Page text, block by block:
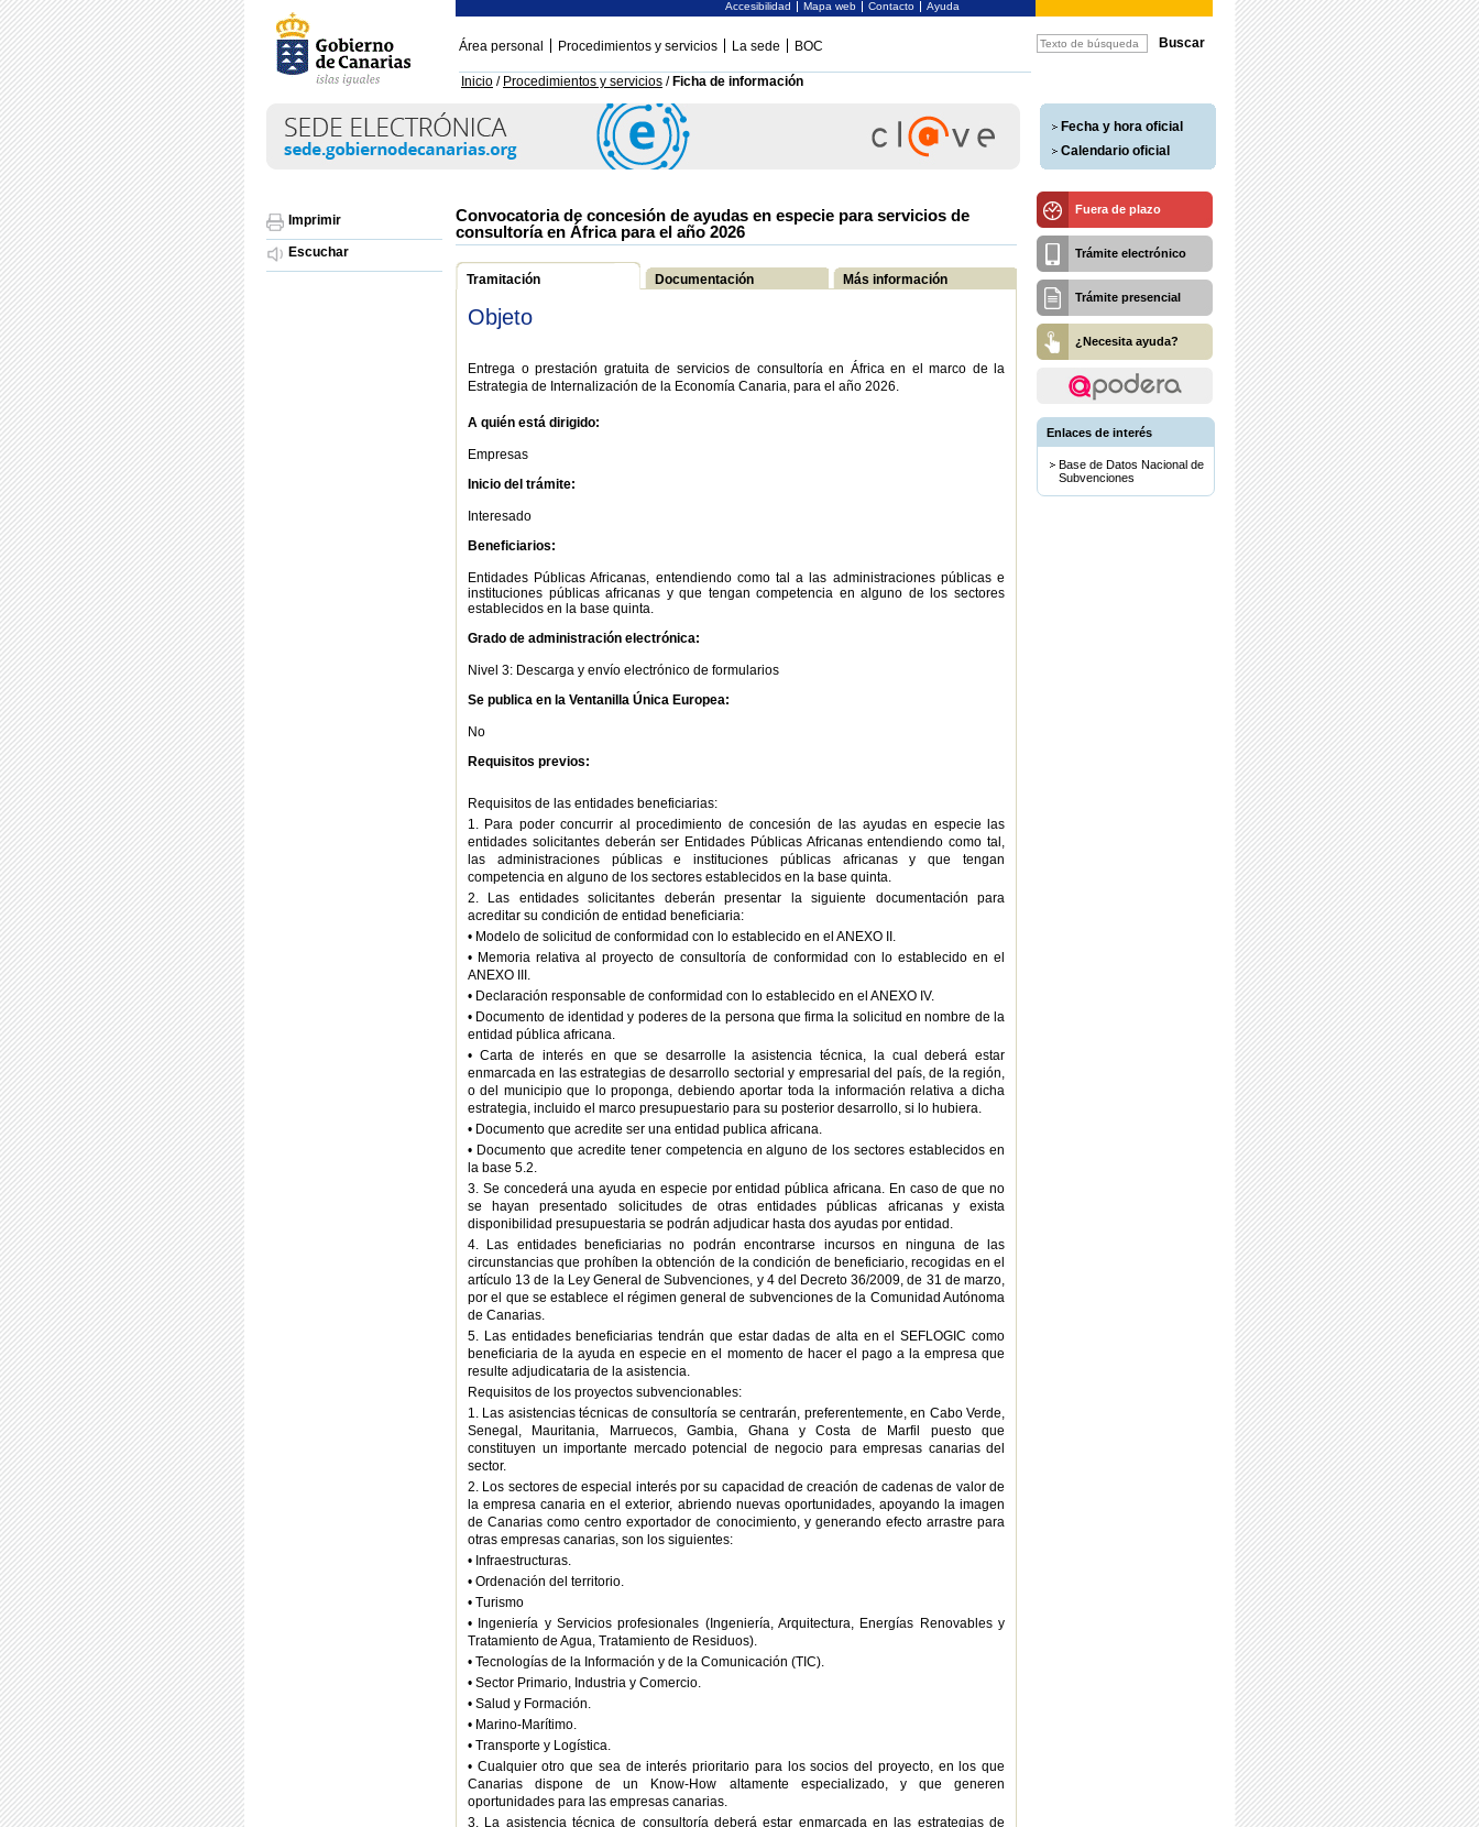
Accesibilidad Mapa web Contacto Ayuda
Área personal Procedimientos y servicios La sede BOC
Inicio / Procedimientos y servicios / Ficha de información
Fecha y hora oficial
Calendario oficial
Imprimir
Escuchar
Convocatoria de concesión de ayudas en especie para servicios de
consultoría en África para el año 2026
Tramitación Documentación Más información
Objeto
Entrega o prestación gratuita de servicios de consultoría en África en el marco de la
Estrategia de Internalización de la Economía Canaria, para el año 2026.
A quién está dirigido:
Empresas
Inicio del trámite:
Interesado
Beneficiarios:
Entidades Públicas Africanas, entendiendo como tal a las administraciones públicas e
instituciones públicas africanas y que tengan competencia en alguno de los sectores
establecidos en la base quinta.
Grado de administración electrónica:
Nivel 3: Descarga y envío electrónico de formularios
Se publica en la Ventanilla Única Europea:
No
Requisitos previos:
Requisitos de las entidades beneficiarias:
1. Para poder concurrir al procedimiento de concesión de las ayudas en especie las
entidades solicitantes deberán ser Entidades Públicas Africanas entendiendo como tal,
las administraciones públicas e instituciones públicas africanas y que tengan
competencia en alguno de los sectores establecidos en la base quinta.
2. Las entidades solicitantes deberán presentar la siguiente documentación para
acreditar su condición de entidad beneficiaria:
• Modelo de solicitud de conformidad con lo establecido en el ANEXO II.
• Memoria relativa al proyecto de consultoría de conformidad con lo establecido en el
ANEXO III.
• Declaración responsable de conformidad con lo establecido en el ANEXO IV.
• Documento de identidad y poderes de la persona que firma la solicitud en nombre de la
entidad pública africana.
• Carta de interés en que se desarrolle la asistencia técnica, la cual deberá estar
enmarcada en las estrategias de desarrollo sectorial y empresarial del país, de la región,
o del municipio que lo proponga, debiendo aportar toda la información relativa a dicha
estrategia, incluido el marco presupuestario para su posterior desarrollo, si lo hubiera.
• Documento que acredite ser una entidad publica africana.
• Documento que acredite tener competencia en alguno de los sectores establecidos en
la base 5.2.
3. Se concederá una ayuda en especie por entidad pública africana. En caso de que no
se hayan presentado solicitudes de otras entidades públicas africanas y exista
disponibilidad presupuestaria se podrán adjudicar hasta dos ayudas por entidad.
4. Las entidades beneficiarias no podrán encontrarse incursos en ninguna de las
circunstancias que prohíben la obtención de la condición de beneficiario, recogidas en el
artículo 13 de la Ley General de Subvenciones, y 4 del Decreto 36/2009, de 31 de marzo,
por el que se establece el régimen general de subvenciones de la Comunidad Autónoma
de Canarias.
5. Las entidades beneficiarias tendrán que estar dadas de alta en el SEFLOGIC como
beneficiaria de la ayuda en especie en el momento de hacer el pago a la empresa que
resulte adjudicataria de la asistencia.
Requisitos de los proyectos subvencionables:
1. Las asistencias técnicas de consultoría se centrarán, preferentemente, en Cabo Verde,
Senegal, Mauritania, Marruecos, Gambia, Ghana y Costa de Marfil puesto que
constituyen un importante mercado potencial de negocio para empresas canarias del
sector.
2. Los sectores de especial interés por su capacidad de creación de cadenas de valor de
la empresa canaria en el exterior, abriendo nuevas oportunidades, apoyando la imagen
de Canarias como centro exportador de conocimiento, y generando efecto arrastre para
otras empresas canarias, son los siguientes:
• Infraestructuras.
• Ordenación del territorio.
• Turismo
• Ingeniería y Servicios profesionales (Ingeniería, Arquitectura, Energías Renovables y
Tratamiento de Agua, Tratamiento de Residuos).
• Tecnologías de la Información y de la Comunicación (TIC).
• Sector Primario, Industria y Comercio.
• Salud y Formación.
• Marino-Marítimo.
• Transporte y Logística.
• Cualquier otro que sea de interés prioritario para los socios del proyecto, en los que
Canarias dispone de un Know-How altamente especializado, y que generen
oportunidades para las empresas canarias.
3. La asistencia técnica de consultoría deberá estar enmarcada en las estrategias de
Fuera de plazo
Trámite electrónico
Trámite presencial
¿Necesita ayuda?
Enlaces de interés
Base de Datos Nacional de
Subvenciones